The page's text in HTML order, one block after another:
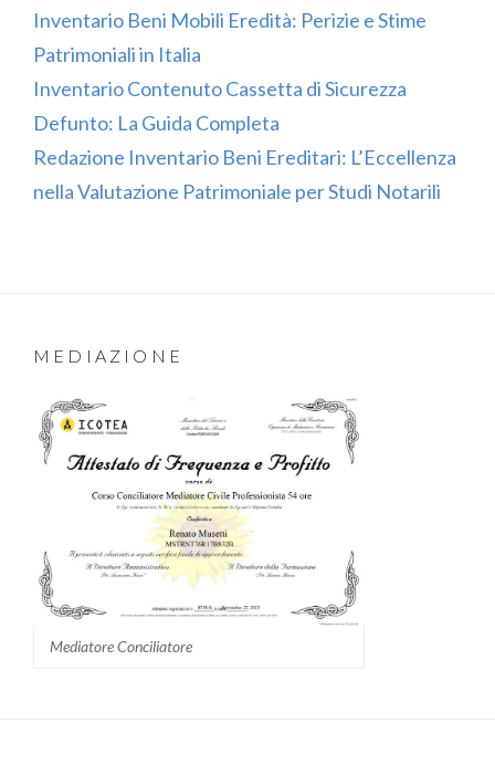
Inventario Beni Mobili Eredità: Perizie e Stime
Patrimoniali in Italia
Inventario Contenuto Cassetta di Sicurezza
Defunto: La Guida Completa
Redazione Inventario Beni Ereditari: L’Eccellenza
nella Valutazione Patrimoniale per Studi Notarili
MEDIAZIONE
Mediatore Conciliatore